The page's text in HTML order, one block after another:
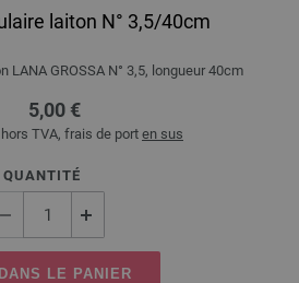
laiton N° 3,5/40cm
LANA GROSSA N° 3,5, longueur 40cm
5,00 €
hors TVA, frais de port en sus
QUANTITÉ
DANS LE PANIER